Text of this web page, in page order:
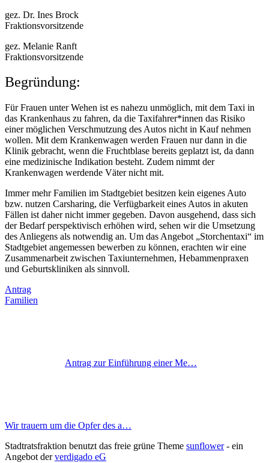
gez. Dr. Ines Brock
Fraktionsvorsitzende
gez. Melanie Ranft
Fraktionsvorsitzende
Begründung:
Für Frauen unter Wehen ist es nahezu unmöglich, mit dem Taxi in
das Krankenhaus zu fahren, da die Taxifahrer*innen das Risiko
einer möglichen Verschmutzung des Autos nicht in Kauf nehmen
wollen. Mit dem Krankenwagen werden Frauen nur dann in die
Klinik gebracht, wenn die Fruchtblase bereits geplatzt ist, da dann
eine medizinische Indikation besteht. Zudem nimmt der
Krankenwagen werdende Väter nicht mit.
Immer mehr Familien im Stadtgebiet besitzen kein eigenes Auto
bzw. nutzen Carsharing, die Verfügbarkeit eines Autos in akuten
Fällen ist daher nicht immer gegeben. Davon ausgehend, dass sich
der Bedarf perspektivisch erhöhen wird, sehen wir die Umsetzung
des Anliegens als notwendig an. Um das Angebot „Storchentaxi“ im
Stadtgebiet angemessen bewerben zu können, erachten wir eine
Zusammenarbeit zwischen Taxiunternehmen, Hebammenpraxen
und Geburtskliniken als sinnvoll.
Antrag
Familien
Antrag zur Einführung einer Me…
Wir trauern um die Opfer des a…
Stadtratsfraktion benutzt das freie grüne Theme sunflower‐ ein
Angebot derverdigado eG